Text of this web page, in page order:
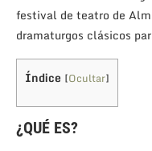
festival de teatro de
dramaturgos clásicos
Índice [Ocultar]
¿QUÉ ES?